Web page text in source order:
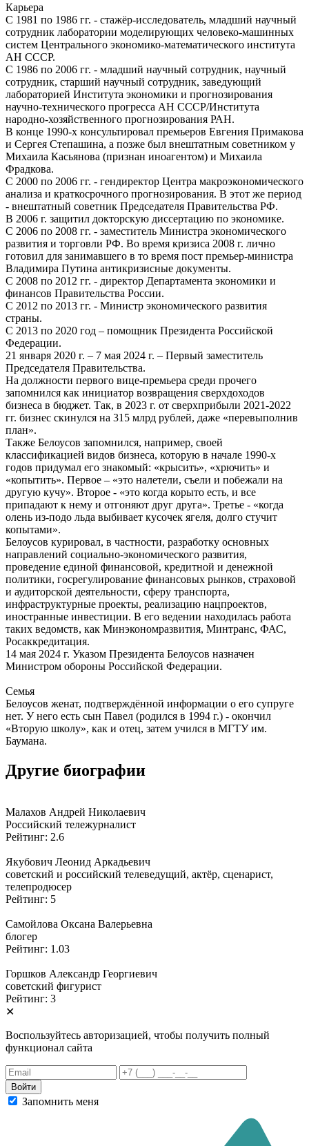
Карьера
C 1981 по 1986 гг. - стажёр-исследователь, младший научный
сотрудник лаборатории моделирующих человеко-машинных
систем Центрального экономико-математического института
АН СССР.
С 1986 по 2006 гг. - младший научный сотрудник, научный
сотрудник, старший научный сотрудник, заведующий
лабораторией Института экономики и прогнозирования
научно-технического прогресса АН СССР/Института
народно-хозяйственного прогнозирования РАН.
В конце 1990-х консультировал премьеров Евгения Примакова
и Сергея Степашина, а позже был внештатным советником у
Михаила Касьянова (признан иноагентом) и Михаила
Фрадкова.
С 2000 по 2006 гг. - гендиректор Центра макроэкономического
анализа и краткосрочного прогнозирования. В этот же период
- внештатный советник Председателя Правительства РФ.
В 2006 г. защитил докторскую диссертацию по экономике.
С 2006 по 2008 гг. - заместитель Министра экономического
развития и торговли РФ. Во время кризиса 2008 г. лично
готовил для занимавшего в то время пост премьер-министра
Владимира Путина антикризисные документы.
С 2008 по 2012 гг. - директор Департамента экономики и
финансов Правительства России.
C 2012 по 2013 гг. - Министр экономического развития
страны.
С 2013 по 2020 год – помощник Президента Российской
Федерации.
21 января 2020 г. – 7 мая 2024 г. – Первый заместитель
Председателя Правительства.
На должности первого вице-премьера среди прочего
запомнился как инициатор возвращения сверхдоходов
бизнеса в бюджет. Так, в 2023 г. от сверхприбыли 2021-2022
гг. бизнес скинулся на 315 млрд рублей, даже «перевыполнив
план».
Также Белоусов запомнился, например, своей
классификацией видов бизнеса, которую в начале 1990-х
годов придумал его знакомый: «крысить», «хрючить» и
«копытить». Первое – «это налетели, съели и побежали на
другую кучу». Второе - «это когда корыто есть, и все
припадают к нему и отгоняют друг друга». Третье - «когда
олень из-подо льда выбивает кусочек ягеля, долго стучит
копытами».
Белоусов курировал, в частности, разработку основных
направлений социально-экономического развития,
проведение единой финансовой, кредитной и денежной
политики, госрегулирование финансовых рынков, страховой
и аудиторской деятельности, сферу транспорта,
инфраструктурные проекты, реализацию нацпроектов,
иностранные инвестиции. В его ведении находилась работа
таких ведомств, как Минэкономразвития, Минтранс, ФАС,
Росаккредитация.
14 мая 2024 г. Указом Президента Белоусов назначен
Министром обороны Российской Федерации.
Семья
Белоусов женат, подтверждённой информации о его супруге
нет. У него есть сын Павел (родился в 1994 г.) - окончил
«Вторую школу», как и отец, затем учился в МГТУ им.
Баумана.
Другие биографии
Малахов Андрей Николаевич
Российский тележурналист
Рейтинг: 2.6
Якубович Леонид Аркадьевич
советский и российский телеведущий, актёр, сценарист,
телепродюсер
Рейтинг: 5
Самойлова Оксана Валерьевна
блогер
Рейтинг: 1.03
Горшков Александр Георгиевич
советский фигурист
Рейтинг: 3
✕
Воспользуйтесь авторизацией, чтобы получить полный
функционал сайта
Запомнить меня